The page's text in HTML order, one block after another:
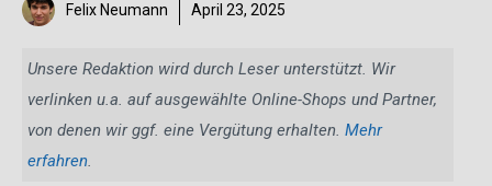
Felix Neumann April 23, 2025
Unsere Redaktion wird durch Leser unterstützt. Wir
verlinken u.a. auf ausgewählte Online-Shops und Partner,
von denen wir ggf. eine Vergütung erhalten. Mehr
erfahren.